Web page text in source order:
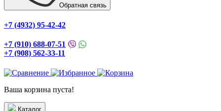
Обратная связь
+7 (4932) 95-42-42
+7 (910) 688-07-51
+7 (908) 562-33-11
Ваша корзина пуста!
Каталог